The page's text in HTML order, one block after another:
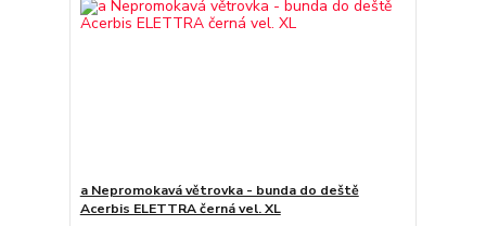
a Nepromokavá větrovka - bunda do deště
Acerbis ELETTRA černá vel. XL